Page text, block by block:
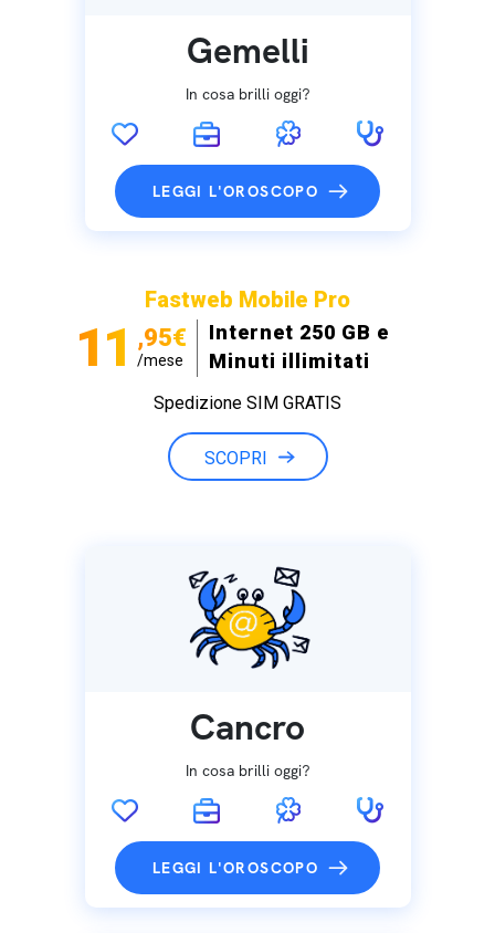
Gemelli
In cosa brilli oggi?
LEGGI L'OROSCOPO
Fastweb Mobile Pro
11 ,95€
/mese
Internet 250 GB e
Minuti illimitati
Spedizione SIM GRATIS
SCOPRI
Cancro
In cosa brilli oggi?
LEGGI L'OROSCOPO